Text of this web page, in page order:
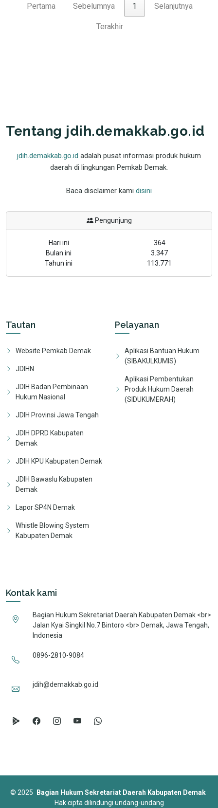
Pertama Sebelumnya 1 Selanjutnya
Terakhir
Tentang jdih.demakkab.go.id
jdih.demakkab.go.id adalah pusat informasi produk hukum
daerah di lingkungan Pemkab Demak.
Baca disclaimer kami disini
Pengunjung
Hari ini
364
Bulan ini
3.347
Tahun ini
113.771
Tautan
Website Pemkab Demak
JDIHN
JDIH Badan Pembinaan
Hukum Nasional
JDIH Provinsi Jawa Tengah
JDIH DPRD Kabupaten
Demak
JDIH KPU Kabupaten Demak
JDIH Bawaslu Kabupaten
Demak
Lapor SP4N Demak
Whistle Blowing System
Kabupaten Demak
Pelayanan
Aplikasi Bantuan Hukum
(SIBAKULKUMIS)
Aplikasi Pembentukan
Produk Hukum Daerah
(SIDUKUMERAH)
Kontak kami
Bagian Hukum Sekretariat Daerah Kabupaten Demak <br>
Jalan Kyai Singkil No.7 Bintoro <br> Demak, Jawa Tengah,
Indonesia
0896-2810-9084
jdih@demakkab.go.id
© 2025
Bagian Hukum Sekretariat Daerah Kabupaten Demak
Hak cipta dilindungi undang-undang